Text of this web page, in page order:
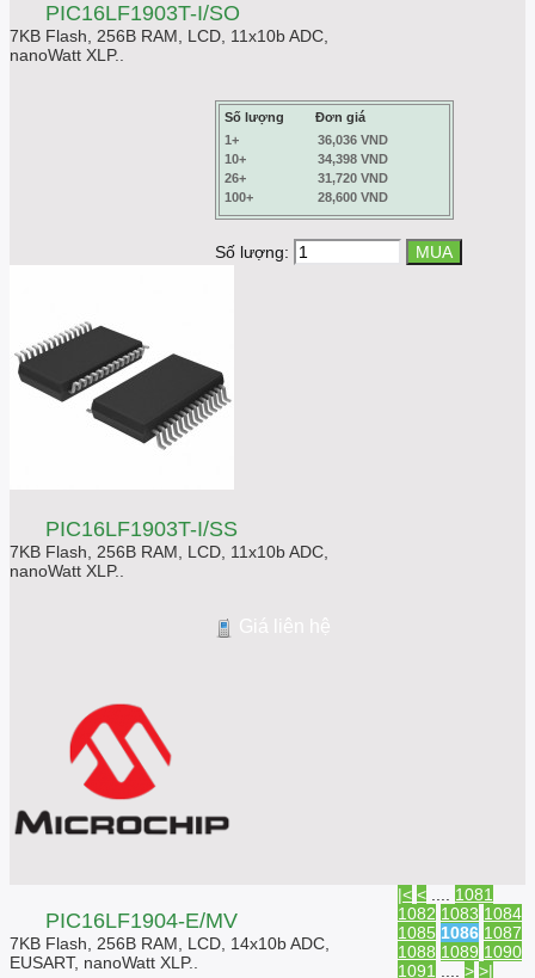
PIC16LF1903T-I/SO
7KB Flash, 256B RAM, LCD, 11x10b ADC,
nanoWatt XLP..
Số lượng
Đơn giá
1+
36,036 VND
10+
34,398 VND
26+
31,720 VND
100+
28,600 VND
Số lượng:
PIC16LF1903T-I/SS
7KB Flash, 256B RAM, LCD, 11x10b ADC,
nanoWatt XLP..
Giá liên hệ
PIC16LF1904-E/MV
7KB Flash, 256B RAM, LCD, 14x10b ADC,
EUSART, nanoWatt XLP..
|< <
1081
1082 1083 1084
1085 1086 1087
1088 1089 1090
1091
> >|